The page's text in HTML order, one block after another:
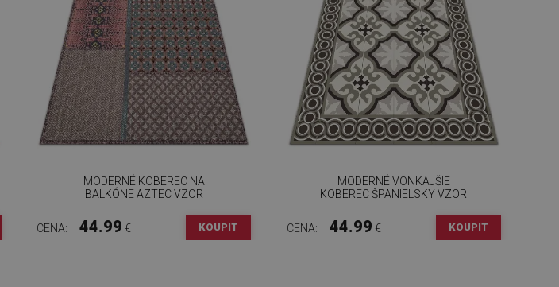
MODERNÉ KOBEREC NA
BALKÓNE AZTEC VZOR
CENA: 44.99 € KOUPIT
MODERNÉ VONKAJŠIE
KOBEREC ŠPANIELSKY VZOR
CENA: 44.99 € KOUPIT